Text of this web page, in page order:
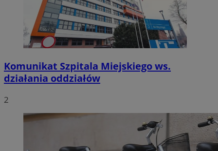
Komunikat Szpitala Miejskiego ws.
działania oddziałów
2